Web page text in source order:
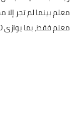
معلم فقط، بما يوازى 10% فقط من الخارجين للمعاش.